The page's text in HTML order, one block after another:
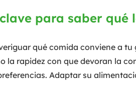
para saber qué
qué comida conviene a
la rapidez con que devoran la
Adaptar su